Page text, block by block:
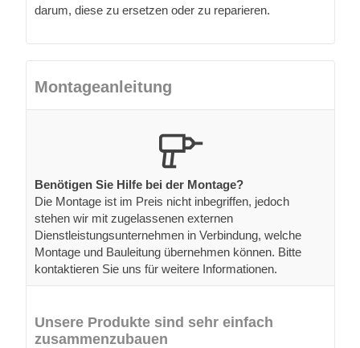
darum, diese zu ersetzen oder zu reparieren.
Montageanleitung
Benötigen Sie Hilfe bei der Montage?
Die Montage ist im Preis nicht inbegriffen, jedoch
stehen wir mit zugelassenen externen
Dienstleistungsunternehmen in Verbindung, welche
Montage und Bauleitung übernehmen können. Bitte
kontaktieren Sie uns für weitere Informationen.
Unsere Produkte sind sehr einfach
zusammenzubauen